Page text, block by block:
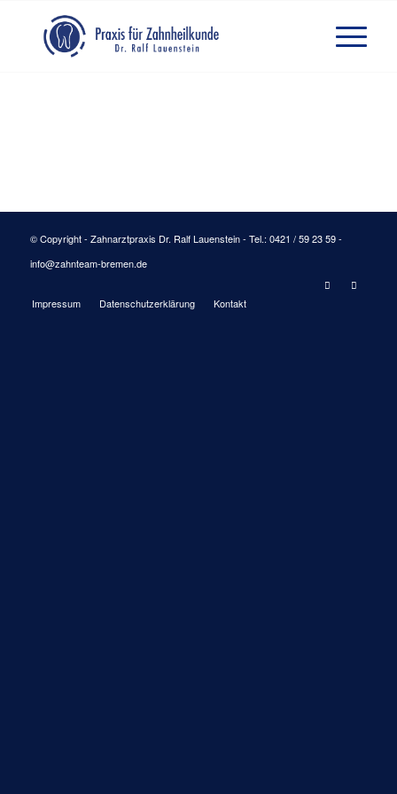
© Copyright - Zahnarztpraxis Dr. Ralf Lauenstein - Tel.: 0421 / 59 23 59 -
info@zahnteam-bremen.de
Impressum Datenschutzerklärung Kontakt